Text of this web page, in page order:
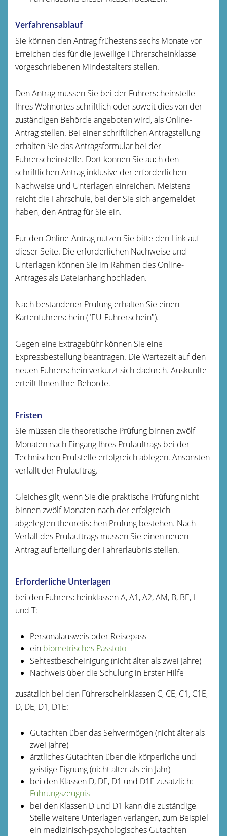
Verfahrensablauf
Sie können den Antrag frühestens sechs Monate vor
Erreichen des für die jeweilige Führerscheinklasse
vorgeschriebenen Mindestalters stellen.
Den Antrag müssen Sie bei der Führerscheinstelle
Ihres Wohnortes schriftlich oder soweit dies von der
zuständigen Behörde angeboten wird, als Online-
Antrag stellen. Bei einer schriftlichen Antragstellung
erhalten Sie das Antragsformular bei der
Führerscheinstelle. Dort können Sie auch den
schriftlichen Antrag inklusive der erforderlichen
Nachweise und Unterlagen einreichen. Meistens
reicht die Fahrschule, bei der Sie sich angemeldet
haben, den Antrag für Sie ein.
Für den Online-Antrag nutzen Sie bitte den Link auf
dieser Seite. Die erforderlichen Nachweise und
Unterlagen können Sie im Rahmen des Online-
Antrages als Dateianhang hochladen.
Nach bestandener Prüfung erhalten Sie einen
Kartenführerschein ("EU-Führerschein").
Gegen eine Extragebühr können Sie eine
Expressbestellung beantragen. Die Wartezeit auf den
neuen Führerschein verkürzt sich dadurch. Auskünfte
erteilt Ihnen Ihre Behörde.
Fristen
Sie müssen die theoretische Prüfung binnen zwölf
Monaten nach Eingang Ihres Prüfauftrags bei der
Technischen Prüfstelle erfolgreich ablegen. Ansonsten
verfällt der Prüfauftrag.
Gleiches gilt, wenn Sie die praktische Prüfung nicht
binnen zwölf Monaten nach der erfolgreich
abgelegten theoretischen Prüfung bestehen. Nach
Verfall des Prüfauftrags müssen Sie einen neuen
Antrag auf Erteilung der Fahrerlaubnis stellen.
Erforderliche Unterlagen
bei den Führerscheinklassen A, A1, A2, AM, B, BE, L
und T:
Personalausweis oder Reisepass
ein biometrisches Passfoto
Sehtestbescheinigung (nicht älter als zwei Jahre)
Nachweis über die Schulung in Erster Hilfe
zusätzlich bei den Führerscheinklassen C, CE, C1, C1E,
D, DE, D1, D1E:
Gutachten über das Sehvermögen (nicht älter als
zwei Jahre)
ärztliches Gutachten über die körperliche und
geistige Eignung (nicht älter als ein Jahr)
bei den Klassen D, DE, D1 und D1E zusätzlich:
Führungszeugnis
bei den Klassen D und D1 kann die zuständige
Stelle weitere Unterlagen verlangen, zum Beispiel
ein medizinisch-psychologisches Gutachten